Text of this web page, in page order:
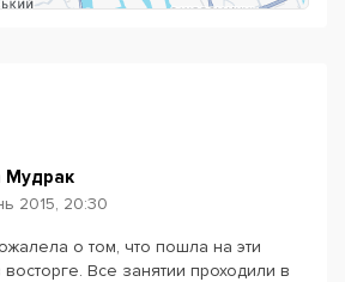
Powered by Leaflet— © Google 2026
Мудрак
2015, 20:30
о том, что пошла на эти
Все занятии проходили в